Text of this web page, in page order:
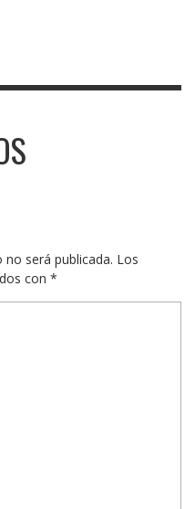
será publicada. Los
con *